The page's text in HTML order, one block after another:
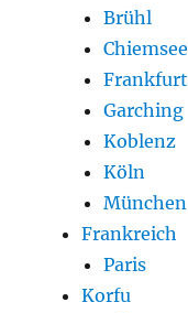
Brühl
Chiemsee
Frankfurt
Garching
Koblenz
Köln
München
Frankreich
Paris
Korfu